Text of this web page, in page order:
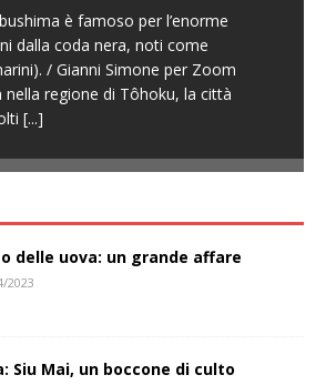
è famoso per l’enorme
dalla coda nera, noti come
/ Gianni Simone per Zoom
nella regione di Tôhoku, la città
[...]
delle uova: un grande affare
2023
Siu Mai, un boccone di culto